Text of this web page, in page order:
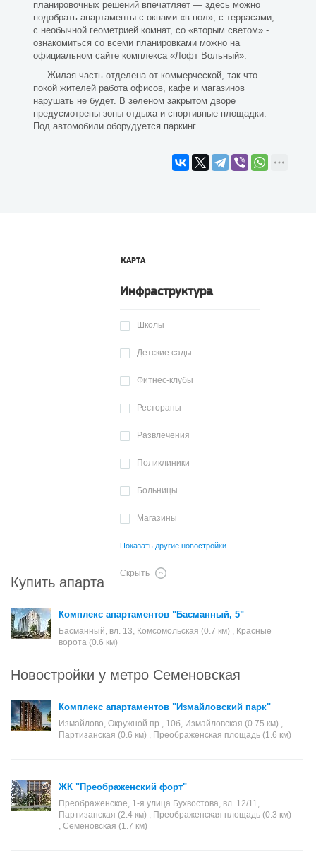
планировочных решений впечатляет — здесь можно
подобрать апартаменты с окнами «в пол», с террасами,
с необычной геометрией комнат, со «вторым светом» -
ознакомиться со всеми планировками можно на
официальном сайте комплекса «Лофт Вольный».
Жилая часть отделена от коммерческой, так что
покой жителей работа офисов, кафе и магазинов
нарушать не будет. В зеленом закрытом дворе
предусмотрены зоны отдыха и спортивные площадки.
Под автомобили оборудуется паркинг.
КАРТА
Инфраструктура
Школы
Детские сады
Фитнес-клубы
Рестораны
Развлечения
Поликлиники
Больницы
Магазины
Показать другие новостройки
Скрыть
Купить апартаменты в Москве
Комплекс апартаментов "Басманный, 5"
Басманный, вл. 13, Комсомольская (0.7 км) , Красные
ворота (0.6 км)
Новостройки у метро Семеновская
Комплекс апартаментов "Измайловский парк"
Измайлово, Окружной пр., 10б, Измайловская (0.75 км) ,
Партизанская (0.6 км) , Преображенская площадь (1.6 км)
ЖК "Преображенский форт"
Преображенское, 1-я улица Бухвостова, вл. 12/11,
Партизанская (2.4 км) , Преображенская площадь (0.3 км)
, Семеновская (1.7 км)